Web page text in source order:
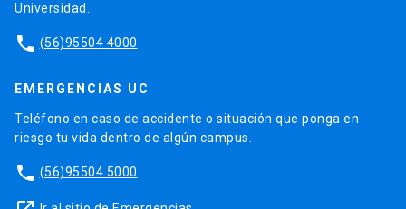
Universidad.
phone (56)95504 4000
EMERGENCIAS UC
Teléfono en caso de accidente o situación que ponga en
riesgo tu vida dentro de algún campus.
phone (56)95504 5000